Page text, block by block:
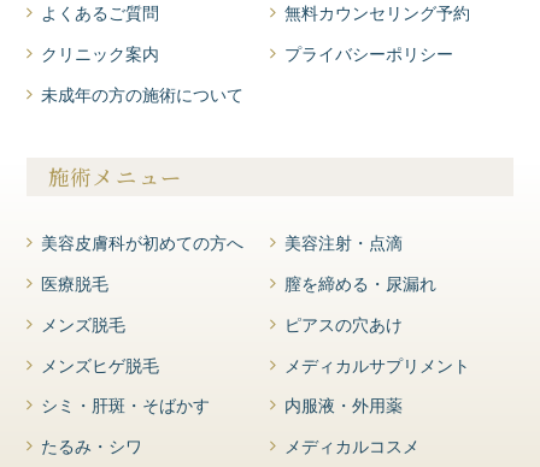
よくあるご質問
クリニック案内
未成年の方の施術について
無料カウンセリング予約
プライバシーポリシー
施術メニュー
美容皮膚科が初めての方へ
医療脱毛
メンズ脱毛
メンズヒゲ脱毛
シミ・肝斑・そばかす
たるみ・シワ
美容注射・点滴
膣を締める・尿漏れ
ピアスの穴あけ
メディカルサプリメント
内服液・外用薬
メディカルコスメ